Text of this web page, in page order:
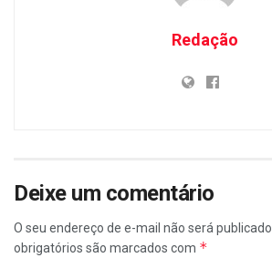
Redação
Deixe um comentário
O seu endereço de e-mail não será publicado.
obrigatórios são marcados com *